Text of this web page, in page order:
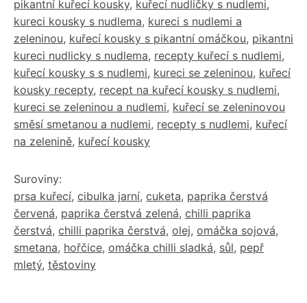
pikantní kuřecí kousky, kuřecí nudličky s nudlemi,
kureci kousky s nudlema, kureci s nudlemi a
zeleninou, kuřecí kousky s pikantní omáčkou, pikantni
kureci nudlicky s nudlema, recepty kuřecí s nudlemi,
kuřecí kousky s s nudlemi, kureci se zeleninou, kuřecí
kousky recepty, recept na kuřecí kousky s nudlemi,
kureci se zeleninou a nudlemi, kuřecí se zeleninovou
směsí smetanou a nudlemi, recepty s nudlemi, kuřecí
na zelenině, kuřecí kousky
Suroviny:
prsa kuřecí, cibulka jarní, cuketa, paprika čerstvá
červená, paprika čerstvá zelená, chilli paprika
čerstvá, chilli paprika čerstvá, olej, omáčka sojová,
smetana, hořčice, omáčka chilli sladká, sůl, pepř
mletý, těstoviny